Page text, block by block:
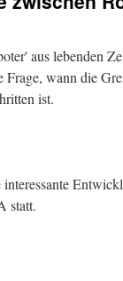
aus lebenden
wann die
ist.
statt.